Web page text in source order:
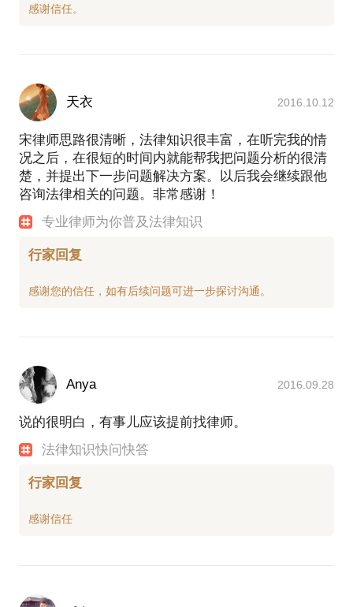
天衣 2016.10.12
宋律师思路很清晰，法律知识很丰富，在听完我的情
况之后，在很短的时间内就能帮我把问题分析的很清
楚，并提出下一步问题解决方案。以后我会继续跟他
咨询法律相关的问题。非常感谢！
专业律师为你普及法律知识
行家回复
Anya 2016.09.28
说的很明白，有事儿应该提前找律师。
法律知识快问快答
行家回复